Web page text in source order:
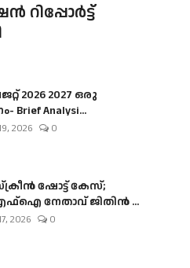
റിപ്പോർട്ട്
2026 2027 ഒരു
Brief Analysi...
2026 0
ഷോട്ട് കേസ്;
നേതാവ് ജിതിൻ ...
2026 0